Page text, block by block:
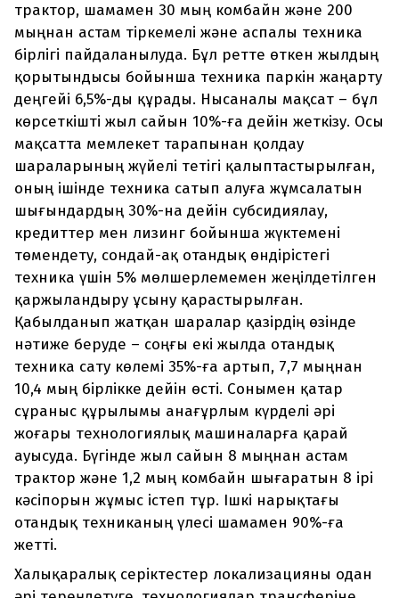
трактор, шамамен 30 мың комбайн және 200
мыңнан астам тіркемелі және аспалы техника
бірлігі пайдаланылуда. Бұл ретте өткен жылдың
қорытындысы бойынша техника паркін жаңарту
деңгейі 6,5%-ды құрады. Нысаналы мақсат – бұл
көрсеткішті жыл сайын 10%-ға дейін жеткізу. Осы
мақсатта мемлекет тарапынан қолдау
шараларының жүйелі тетігі қалыптастырылған,
оның ішінде техника сатып алуға жұмсалатын
шығындардың 30%-на дейін субсидиялау,
кредиттер мен лизинг бойынша жүктемені
төмендету, сондай-ақ отандық өндірістегі
техника үшін 5% мөлшерлемемен жеңілдетілген
қаржыландыру ұсыну қарастырылған.
Қабылданып жатқан шаралар қазірдің өзінде
нәтиже беруде – соңғы екі жылда отандық
техника сату көлемі 35%-ға артып, 7,7 мыңнан
10,4 мың бірлікке дейін өсті. Сонымен қатар
сұраныс құрылымы анағұрлым күрделі әрі
жоғары технологиялық машиналарға қарай
ауысуда. Бүгінде жыл сайын 8 мыңнан астам
трактор және 1,2 мың комбайн шығаратын 8 ірі
кәсіпорын жұмыс істеп тұр. Ішкі нарықтағы
отандық техниканың үлесі шамамен 90%-ға
жетті.
Халықаралық серіктестер локализацияны одан